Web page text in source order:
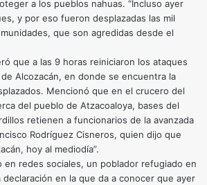
a los pueblos nahuas. “Incluso ayer
y por eso fueron desplazadas las mil
que son agredidas desde el
que a las 9 horas reiniciaron los ataques
Alcozacán, en donde se encuentra la
Mencionó que en el crucero del
del pueblo de Atzacoaloya, bases del
retienen a funcionarios de la avanzada
Rodríguez Cisneros, quien dijo que
hoy al mediodía”.
en redes sociales, un poblador refugiado en
declaración en la que da a conocer que ayer